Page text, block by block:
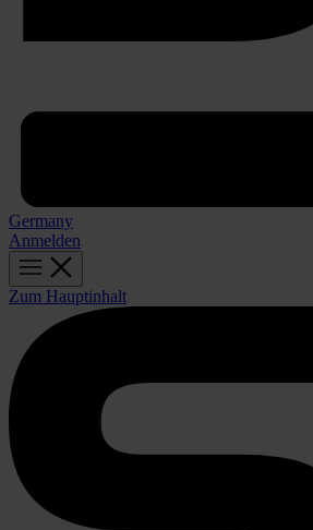
Germany
Anmelden
Zum Hauptinhalt